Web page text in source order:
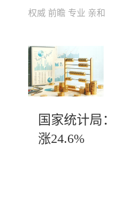
权威 前瞻 专业 亲和
国家统计局
涨24.6%